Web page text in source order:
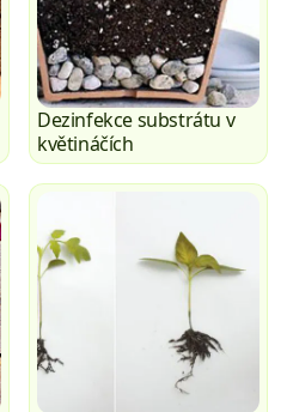
Dezinfekce substrátu v
květináčích